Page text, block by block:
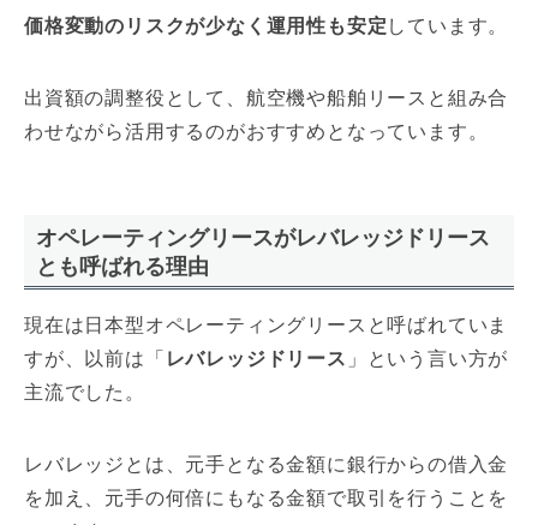
価格変動のリスクが少なく運用性も安定 しています。
出資額の調整役として、航空機や船舶リースと組み合
わせながら活用するのがおすすめとなっています。
オペレーティングリースがレバレッジドリース
とも呼ばれる理由
現在は日本型オペレーティングリースと呼ばれていま
すが、以前は「 レバレッジドリース 」という言い方が
主流でした。
レバレッジとは、元手となる金額に銀行からの借入金
を加え、元手の何倍にもなる金額で取引を行うことを